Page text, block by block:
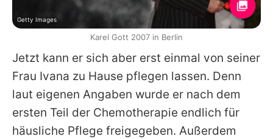
Jetzt kann er sich aber erst einmal von seiner
Frau Ivana zu Hause pflegen lassen. Denn
laut eigenen Angaben wurde er nach dem
ersten Teil der Chemotherapie endlich für
häusliche Pflege freigegeben. Außerdem
Getty Images
Karel Gott 2007 in Berlin